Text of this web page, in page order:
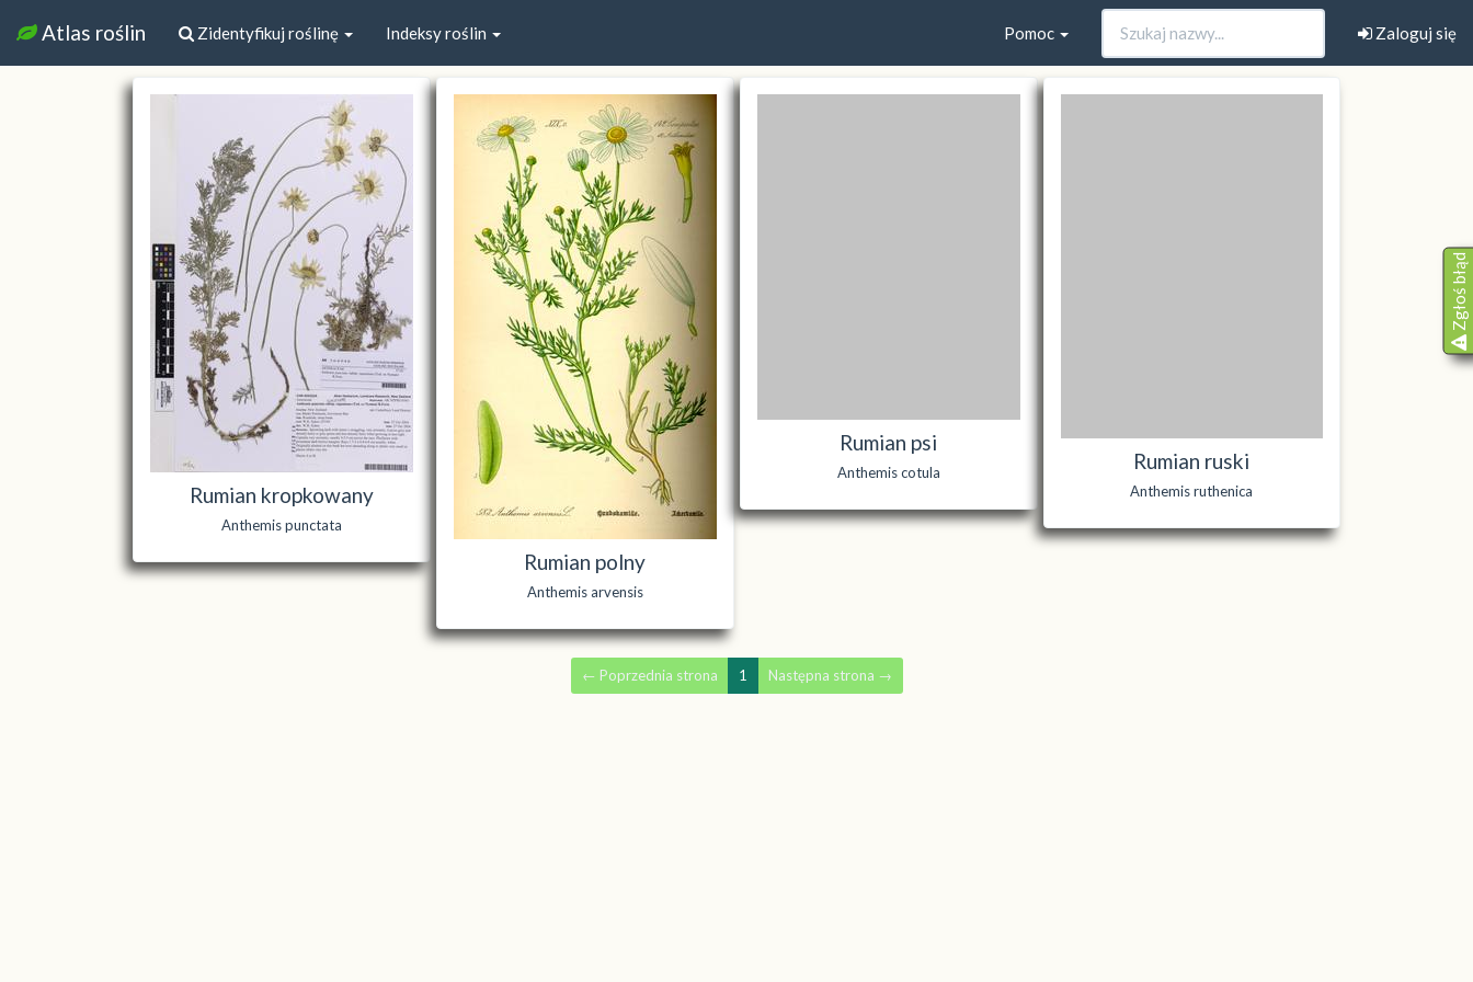
Atlas roślin Zidentyfikuj roślinę Indeksy roślin Zaloguj się
Pomoc
Rumian kropkowany
Anthemis punctata
Rumian polny
Anthemis arvensis
Rumian psi
Anthemis cotula Rumian ruski
Anthemis ruthenica
← Poprzednia strona 1 Następna strona →
Zgłoś błąd